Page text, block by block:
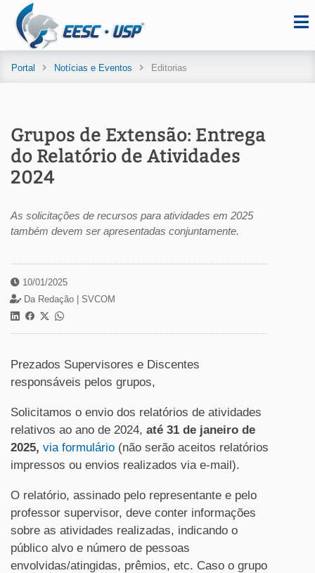
Portal Notícias e Eventos Editorias
Grupos de Extensão: Entrega
do Relatório de Atividades
2024
As solicitações de recursos para atividades em 2025
também devem ser apresentadas conjuntamente.
10/01/2025
Da Redação | SVCOM
Prezados Supervisores e Discentes
responsáveis pelos grupos,
Solicitamos o envio dos relatórios de atividades
relativos ao ano de 2024, até 31 de janeiro de
2025, via formulário (não serão aceitos relatórios
impressos ou envios realizados via e-mail).
O relatório, assinado pelo representante e pelo
professor supervisor, deve conter informações
sobre as atividades realizadas, indicando o
público alvo e número de pessoas
envolvidas/atingidas, prêmios, etc. Caso o grupo